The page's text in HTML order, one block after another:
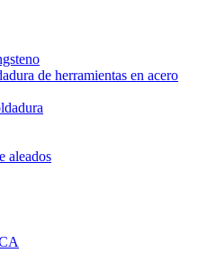
de herramientas en acero
aleados